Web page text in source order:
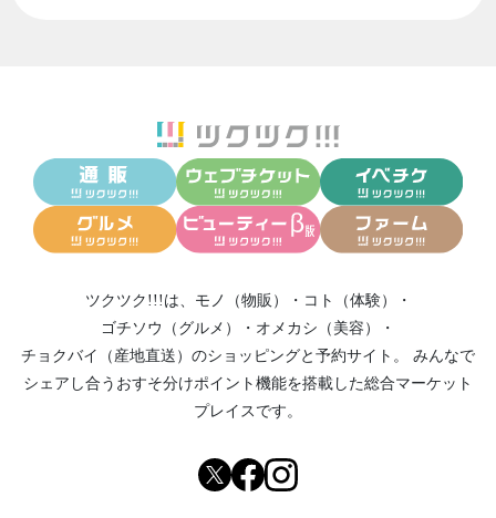
ツクツク!!!は、 モノ（物販） ・ コト（体験）
・
ゴチソウ（グルメ）
・ オメカシ（美容）
・
チョクバイ（産地直送） のショッピングと予約サイト。
みんなで
シェアし合う おすそ分けポイント機能を搭載した総合マーケット
プレイスです。